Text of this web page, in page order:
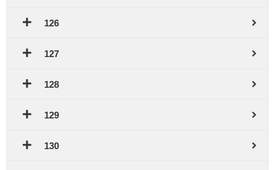
126
127
128
129
130